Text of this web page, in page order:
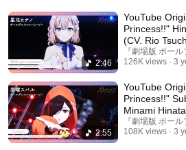
2:46
YouTube
Princess!!"
(CV. Rio
Show movie
『劇場版 ポー
126K views
3
2:55
YouTube
Princess!!"
Minami
Show movie
『劇場版 ポー
108K views
3